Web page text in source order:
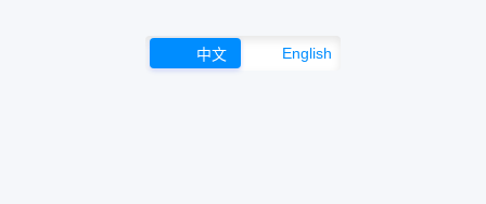
中文 English